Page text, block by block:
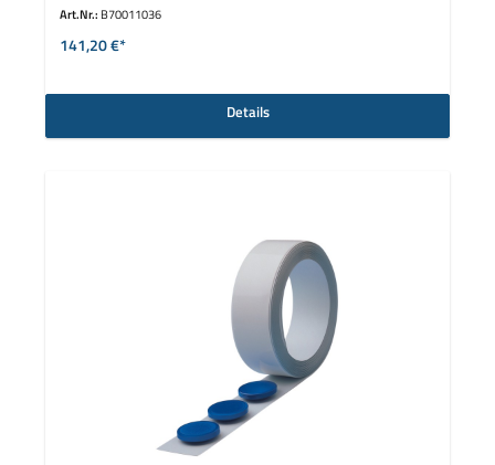
Art.Nr.: B70011036
141,20 €*
Details